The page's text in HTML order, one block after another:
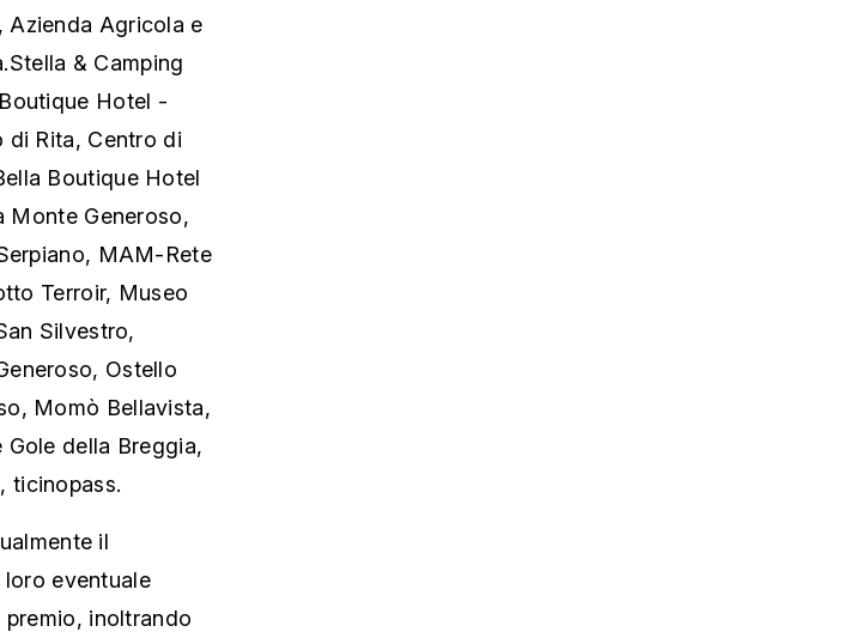
Azienda Agricola e
& Camping
Hotel -
di Rita, Centro di
Boutique Hotel
Monte Generoso,
MAM-Rete
Terroir, Museo
Silvestro,
Ostello
Momò Bellavista,
della Breggia,
ticinopass.
il
eventuale
inoltrando